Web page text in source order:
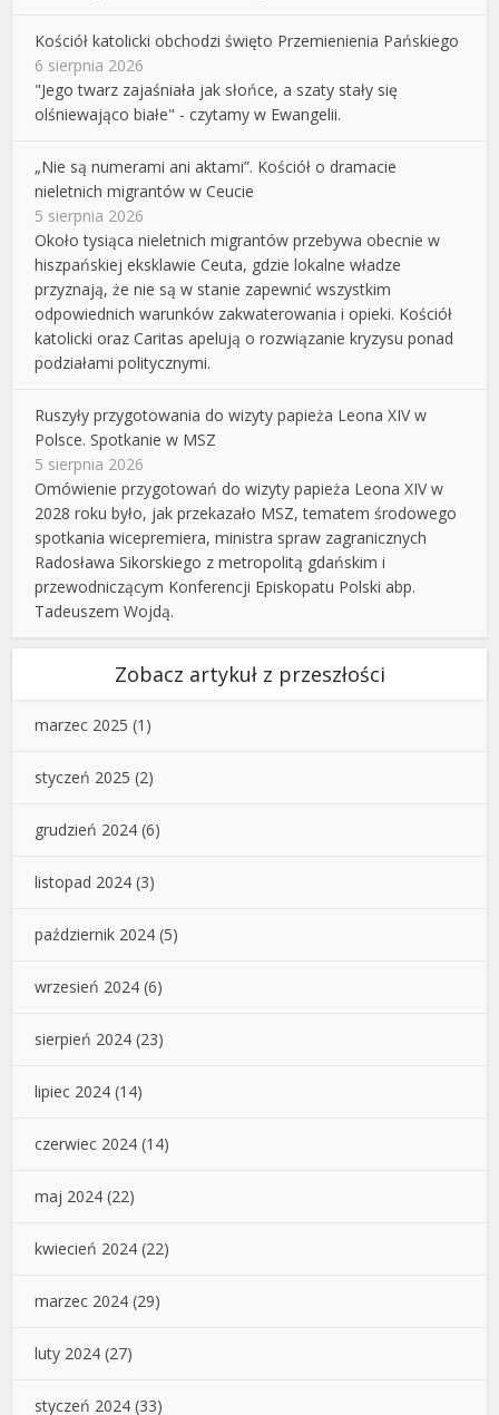
Kościół katolicki obchodzi święto Przemienienia Pańskiego
6 sierpnia 2026
"Jego twarz zajaśniała jak słońce, a szaty stały się
olśniewająco białe" - czytamy w Ewangelii.
„Nie są numerami ani aktami”. Kościół o dramacie
nieletnich migrantów w Ceucie
5 sierpnia 2026
Około tysiąca nieletnich migrantów przebywa obecnie w
hiszpańskiej eksklawie Ceuta, gdzie lokalne władze
przyznają, że nie są w stanie zapewnić wszystkim
odpowiednich warunków zakwaterowania i opieki. Kościół
katolicki oraz Caritas apelują o rozwiązanie kryzysu ponad
podziałami politycznymi.
Ruszyły przygotowania do wizyty papieża Leona XIV w
Polsce. Spotkanie w MSZ
5 sierpnia 2026
Omówienie przygotowań do wizyty papieża Leona XIV w
2028 roku było, jak przekazało MSZ, tematem środowego
spotkania wicepremiera, ministra spraw zagranicznych
Radosława Sikorskiego z metropolitą gdańskim i
przewodniczącym Konferencji Episkopatu Polski abp.
Tadeuszem Wojdą.
Zobacz artykuł z przeszłości
marzec 2025 (1)
styczeń 2025 (2)
grudzień 2024 (6)
listopad 2024 (3)
październik 2024 (5)
wrzesień 2024 (6)
sierpień 2024 (23)
lipiec 2024 (14)
czerwiec 2024 (14)
maj 2024 (22)
kwiecień 2024 (22)
marzec 2024 (29)
luty 2024 (27)
styczeń 2024 (33)